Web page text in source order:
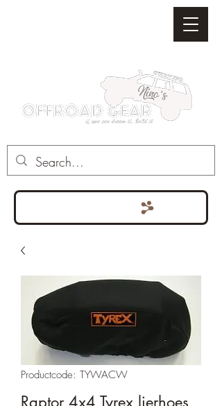
Productcode: TYWACW
Raptor 4x4 Tyrex lierhoes